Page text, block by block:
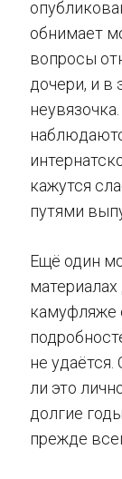
обнимает
вопросы
дочери, и в
кажутся
путями
Ещё один
камуфляже
не
ли это
долгие
прежде